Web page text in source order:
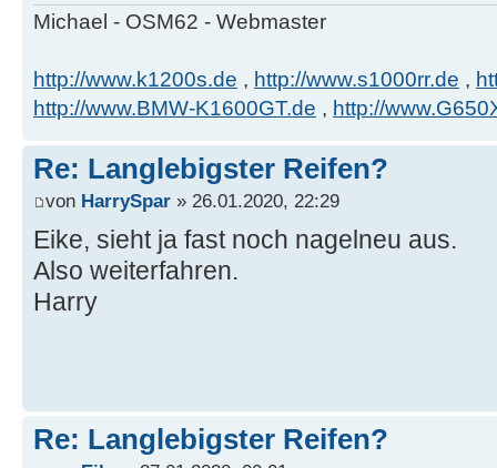
Michael - OSM62 - Webmaster
http://www.k1200s.de , http://www.s1000rr.de ,
http://www.BMW-K1600GT.de , http://
Re: Langlebigster Reifen?
von HarrySpar » 26.01.2020, 22:29
Eike, sieht ja fast noch nagelneu aus.
Also weiterfahren.
Harry
Re: Langlebigster Reifen?